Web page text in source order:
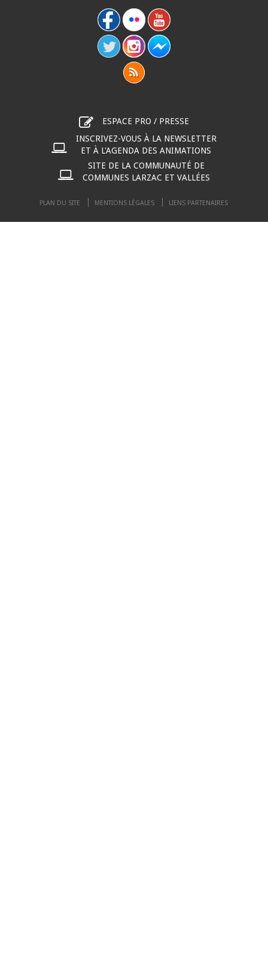
ESPACE PRO / PRESSE
INSCRIVEZ-VOUS À LA NEWSLETTER
ET À L'AGENDA DES ANIMATIONS
SITE DE LA COMMUNAUTÉ DE
COMMUNES LARZAC ET VALLÉES
PLAN DU SITE MENTIONS LÉGALES LIENS PARTENAIRES